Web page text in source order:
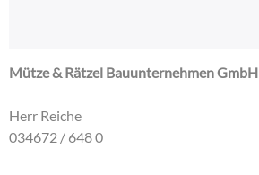
Mütze & Rätzel Bauunternehmen GmbH
Herr Reiche
034672 / 648 0